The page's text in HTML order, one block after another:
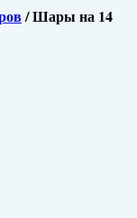
/Шары на 14